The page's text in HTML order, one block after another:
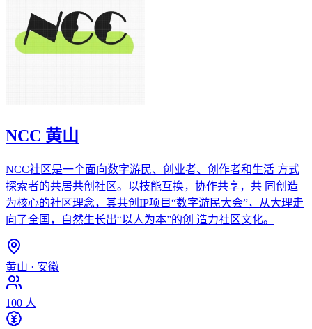
NCC 黄山
NCC社区是一个面向数字游民、创业者、创作者和生活 方式
探索者的共居共创社区。以技能互换，协作共享，共 同创造
为核心的社区理念，其共创IP项目“数字游民大会”，从大理走
向了全国，自然生长出“以人为本”的创 造力社区文化。
黄山 · 安徽
100 人